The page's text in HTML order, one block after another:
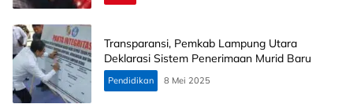
Transparansi, Pemkab Lampung Utara
Deklarasi Sistem Penerimaan Murid Baru
Pendidikan 8 Mei 2025